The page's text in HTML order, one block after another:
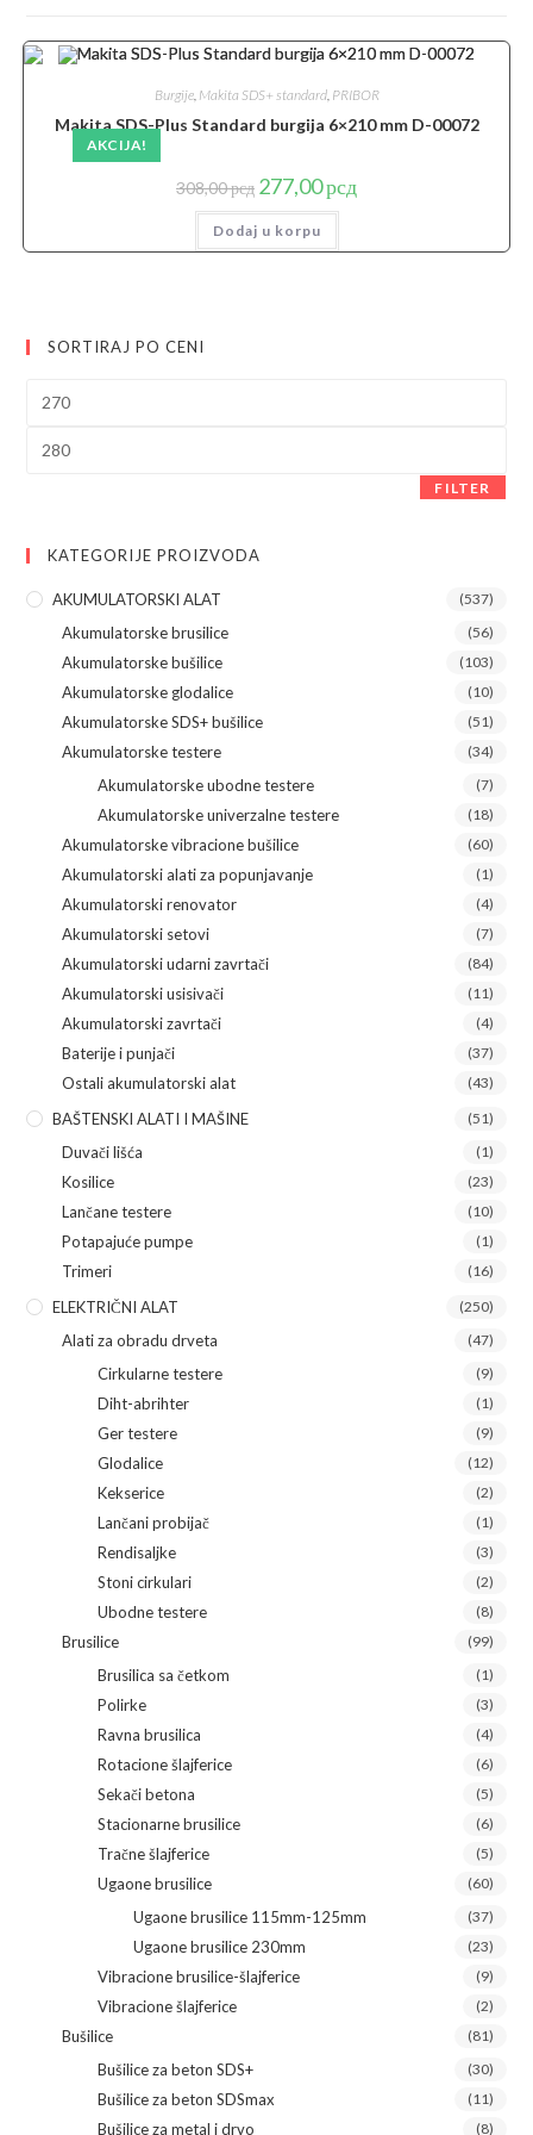
AKCIJA!
Burgije, Makita SDS+ standard, PRIBOR
Makita SDS-Plus Standard burgija 6×210 mm D-00072
308,00рсд Originalna
cena
je
bila:
308,00 рсд.
277,00рсдTrenutna
cena
Dodaj u korpu
SORTIRAJ PO CENI
FILTER
KATEGORIJE PROIZVODA
AKUMULATORSKI ALAT (537)
Akumulatorske brusilice (56)
Akumulatorske bušilice (103)
Akumulatorske glodalice (10)
Akumulatorske SDS+ bušilice (51)
Akumulatorske testere (34)
Akumulatorske ubodne testere (7)
Akumulatorske univerzalne testere (18)
Akumulatorske vibracione bušilice (60)
Akumulatorski alati za popunjavanje (1)
Akumulatorski renovator (4)
Akumulatorski setovi (7)
Akumulatorski udarni zavrtači (84)
Akumulatorski usisivači (11)
Akumulatorski zavrtači (4)
Baterije i punjači (37)
Ostali akumulatorski alat (43)
BAŠTENSKI ALATI I MAŠINE (51)
Duvači lišća (1)
Kosilice (23)
Lančane testere (10)
Potapajuće pumpe (1)
Trimeri (16)
ELEKTRIČNI ALAT (250)
Alati za obradu drveta (47)
Cirkularne testere (9)
Diht-abrihter (1)
Ger testere (9)
Glodalice (12)
Kekserice (2)
Lančani probijač (1)
Rendisaljke (3)
Stoni cirkulari (2)
Ubodne testere (8)
Brusilice (99)
Brusilica sa četkom (1)
Polirke (3)
Ravna brusilica (4)
Rotacione šlajferice (6)
Sekači betona (5)
Stacionarne brusilice (6)
Tračne šlajferice (5)
Ugaone brusilice (60)
Ugaone brusilice 115mm-125mm (37)
Ugaone brusilice 230mm (23)
Vibracione brusilice-šlajferice (9)
Vibracione šlajferice (2)
Bušilice (81)
Bušilice za beton SDS+ (30)
Bušilice za beton SDSmax (11)
Bušilice za metal i drvo (8)